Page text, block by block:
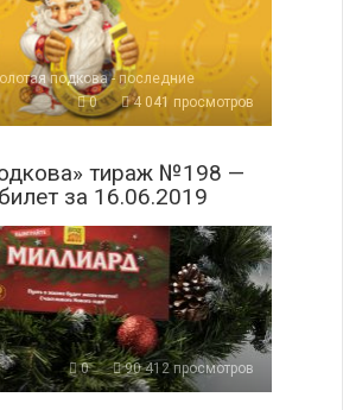
подкова - последние
0 4 041 просмотров
тираж №198 —
за 16.06.2019
0 90 412 просмотров